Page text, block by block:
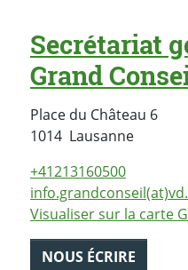
Secrétariat
Grand
Place du Château 6
1014 LausanneSuisse
+41213160500
Visualiser sur la carte
NOUS ÉCRIRE